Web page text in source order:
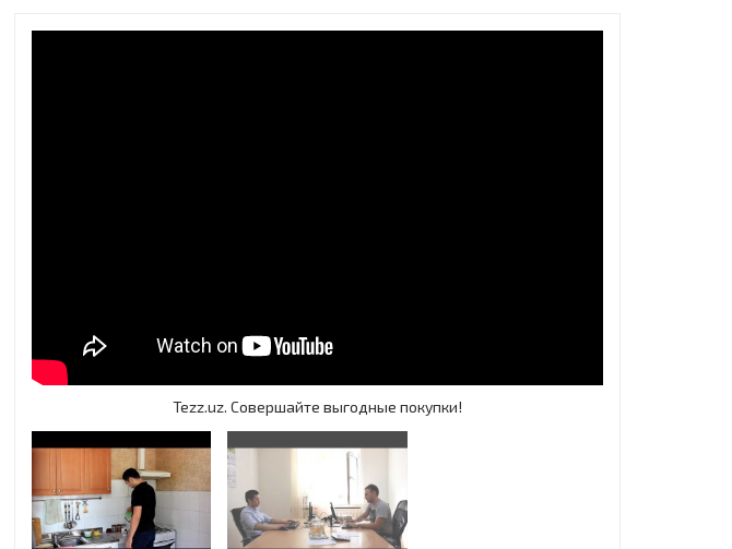
Tezz.uz. Совершайте выгодные покупки!